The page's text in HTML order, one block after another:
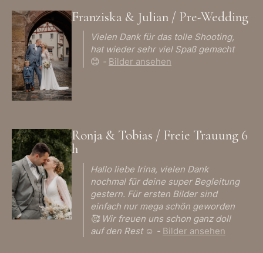
Franziska & Julian / Pre-Wedding
Vielen Dank für das tolle Shooting,
hat wieder sehr viel Spaß gemacht
😊 - Bilder ansehen
Ronja & Tobias / Freie Trauung 6
h
Hallo liebe Irina, vielen Dank
nochmal für deine super Begleitung
gestern. Für ersten Bilder sind
einfach nur mega schön geworden
🥰 Wir freuen uns schon ganz doll
auf den Rest ☺️ - Bilder ansehen